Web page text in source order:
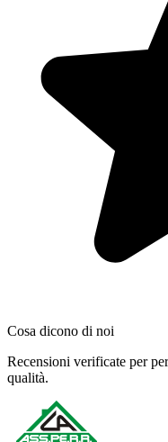
Cosa dicono di noi
Recensioni verificate per
qualità.